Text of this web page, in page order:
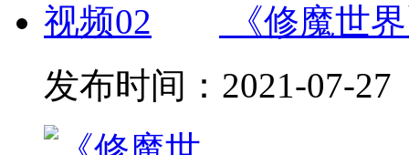
《修魔世
发布时间： 2021-07-27